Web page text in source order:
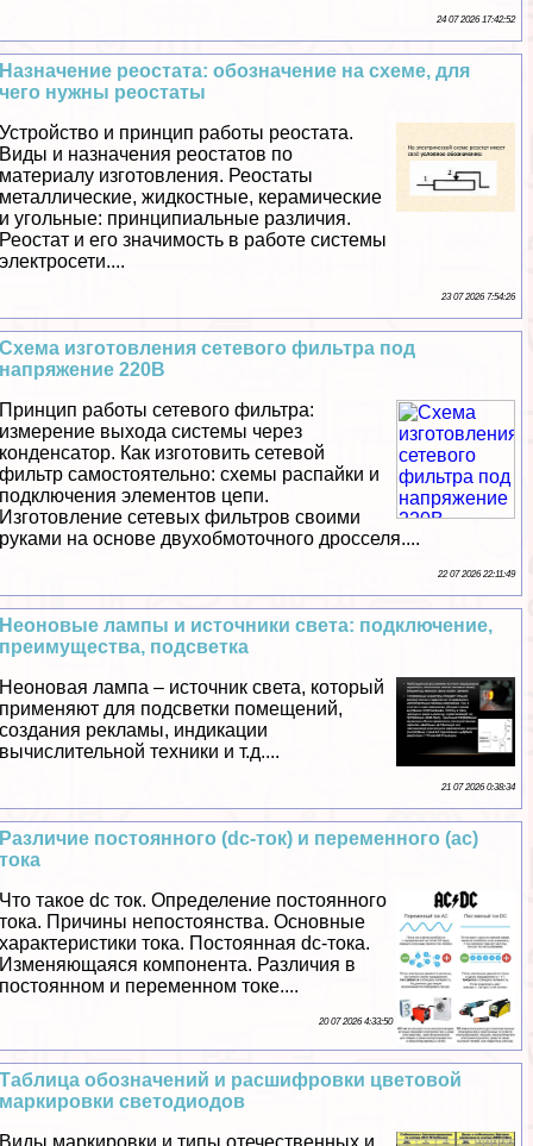
24 07 2026 17:42:52
Назначение реостата: обозначение на схеме, для
чего нужны реостаты
Устройство и принцип работы реостата.
Виды и назначения реостатов по
материалу изготовления. Реостаты
металлические, жидкостные, керамические
и угольные: принципиальные различия.
Реостат и его значимость в работе системы
электросети....
23 07 2026 7:54:26
Схема изготовления сетевого фильтра под
напряжение 220В
Принцип работы сетевого фильтра:
измерение выхода системы через
конденсатор. Как изготовить сетевой
фильтр самостоятельно: схемы распайки и
подключения элементов цепи.
Изготовление сетевых фильтров своими
руками на основе двухобмоточного дросселя....
22 07 2026 22:11:49
Неоновые лампы и источники света: подключение,
преимущества, подсветка
Неоновая лампа – источник света, который
применяют для подсветки помещений,
создания рекламы, индикации
вычислительной техники и т.д....
21 07 2026 0:38:34
Различие постоянного (dc-ток) и переменного (ac)
тока
Что такое dc ток. Определение постоянного
тока. Причины непостоянства. Основные
хаpaктеристики тока. Постоянная dc-тока.
Изменяющаяся компонента. Различия в
постоянном и переменном токе....
20 07 2026 4:33:50
Таблица обозначений и расшифровки цветовой
маркировки светодиодов
Виды маркировки и типы отечественных и